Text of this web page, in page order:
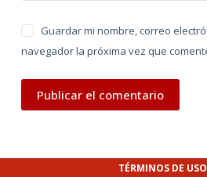
Guardar mi nombre, correo
navegador la próxima vez que
Publicar el comentario
TÉRMINOS DE USO